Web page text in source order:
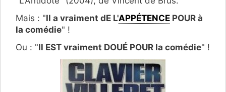
Mais : "Il a vraiment dE L'APPÉTENCE POUR à
la comédie" !
Ou : "Il EST vraiment DOUÉ POUR la comédie" !